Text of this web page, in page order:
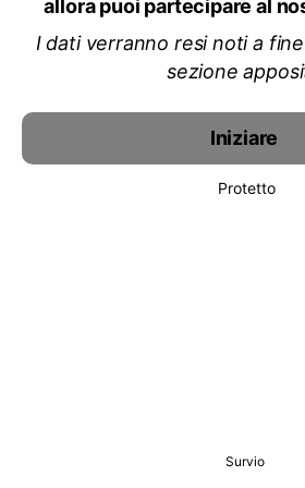
allora puoi partecipare al
I dati verranno resi noti a
sezione
Iniziare
Protetto
Survio